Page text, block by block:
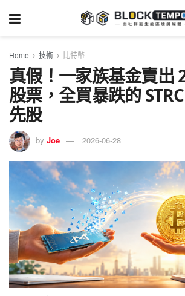
Home 技術 比特幣
真假！一家族基金賣出
股票，全買暴跌的
先股
by Joe 2026-06-28